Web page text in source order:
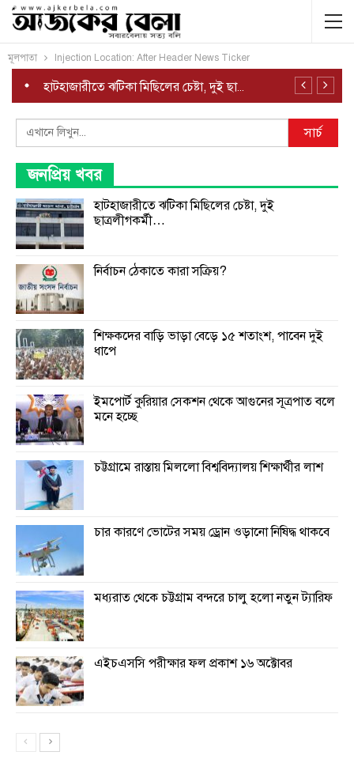
মূলপাতা Injection Location: After Header News Ticker
হাটহাজারীতে ঝটিকা মিছিলের চেষ্টা, দুই ছাত্রলীগকর্মী গ্রেপ্তার
Search সার্চ
জনপ্রিয় খবর
হাটহাজারীতে ঝটিকা মিছিলের চেষ্টা, দুই
ছাত্রলীগকর্মী…
নির্বাচন ঠেকাতে কারা সক্রিয়?
শিক্ষকদের বাড়ি ভাড়া বেড়ে ১৫ শতাংশ, পাবেন দুই
ধাপে
ইমপোর্ট কুরিয়ার সেকশন থেকে আগুনের সূত্রপাত বলে
মনে হচ্ছে
চট্টগ্রামে রাস্তায় মিললো বিশ্ববিদ্যালয় শিক্ষার্থীর লাশ
চার কারণে ভোটের সময় ড্রোন ওড়ানো নিষিদ্ধ থাকবে
মধ্যরাত থেকে চট্টগ্রাম বন্দরে চালু হলো নতুন ট্যারিফ
এইচএসসি পরীক্ষার ফল প্রকাশ ১৬ অক্টোবর